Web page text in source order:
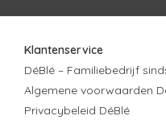
Klantenservice
DéBlé – Familiebedrijf
Algemene voorwaarden
Privacybeleid DéBlé